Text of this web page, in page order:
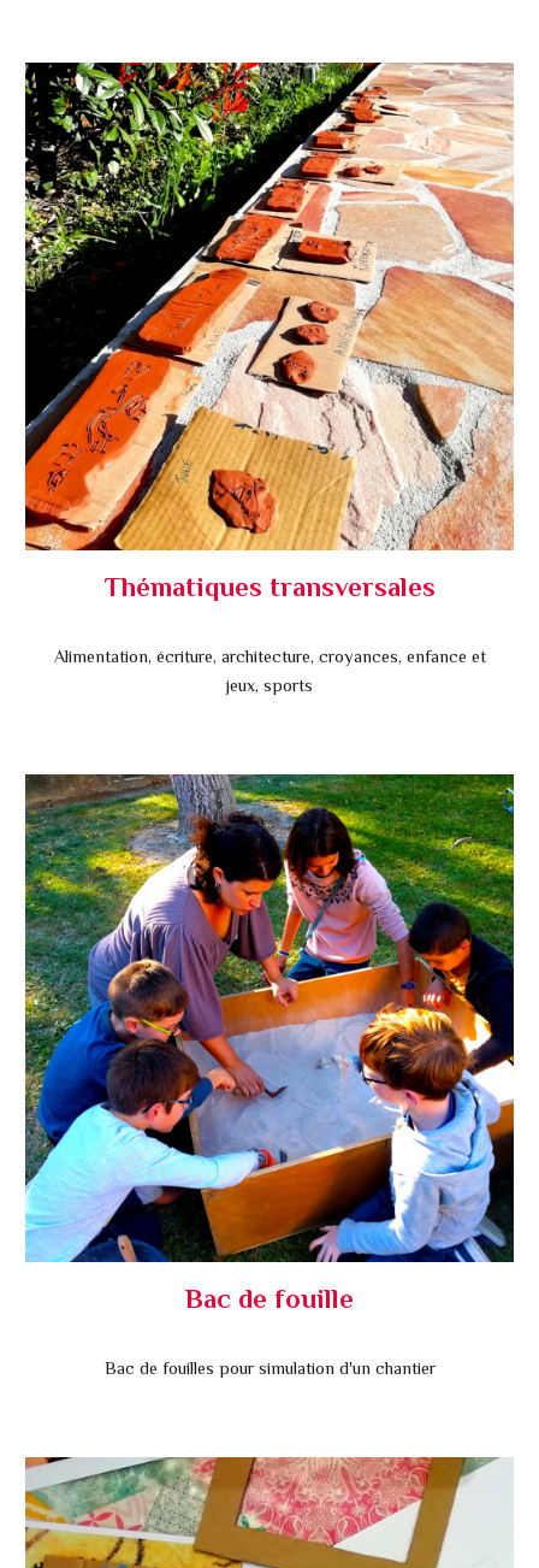
Thématiques transversales
Alimentation, écriture, architecture, croyances, enfance et
jeux, sports
Bac de fouille
Bac de fouilles pour simulation d'un chantier